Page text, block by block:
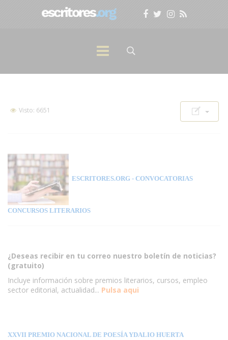
Visto: 6651
ESCRITORES.ORG - CONVOCATORIAS
CONCURSOS LITERARIOS
¿Deseas recibir en tu correo nuestro boletín de noticias?
(gratuito)
Incluye información sobre premios literarios, cursos, empleo
sector editorial, actualidad... Pulsa aqui
XXVII PREMIO NACIONAL DE POESÍA YDALIO HUERTA